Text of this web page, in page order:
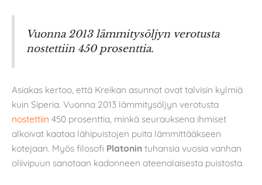
Vuonna 2013 lämmitysöljyn verotusta
nostettiin 450 prosenttia.
Asiakas kertoo, että Kreikan asunnot ovat talvisin kylmiä
kuin Siperia. Vuonna 2013 lämmitysöljyn verotusta
nostettiin 450 prosenttia, minkä seurauksena ihmiset
alkoivat kaataa lähipuistojen puita lämmittääkseen
kotejaan. Myös filosofi Platonin tuhansia vuosia vanhan
oliivipuun sanotaan kadonneen ateenalaisesta puistosta.